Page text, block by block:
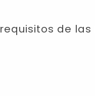
de las